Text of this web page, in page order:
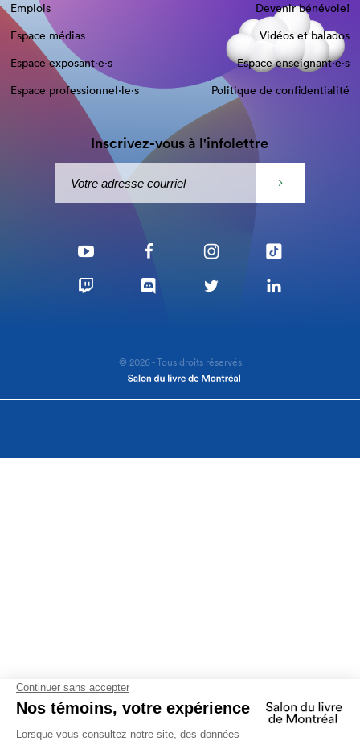
Emplois
Devenir bénévole!
Espace médias
Vidéos et balados
Espace exposant·e⋅s
Espace enseignant·e⋅s
Espace professionnel·le⋅s
Politique de confidentialité
Inscrivez-vous à l'infolettre
© 2026 - Tous droits réservés